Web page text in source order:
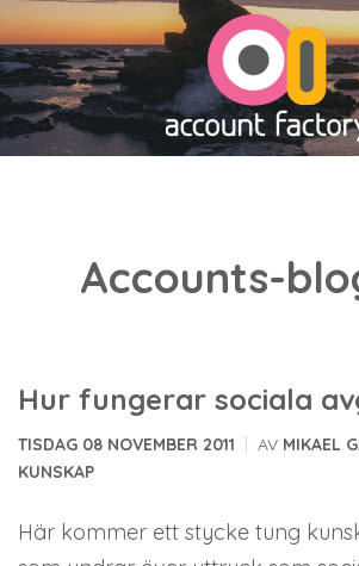
Accounts-
Hur fungerar sociala
TISDAG 08 NOVEMBER 2011 AV MIKAEL
KUNSKAP
Här kommer ett stycke tung